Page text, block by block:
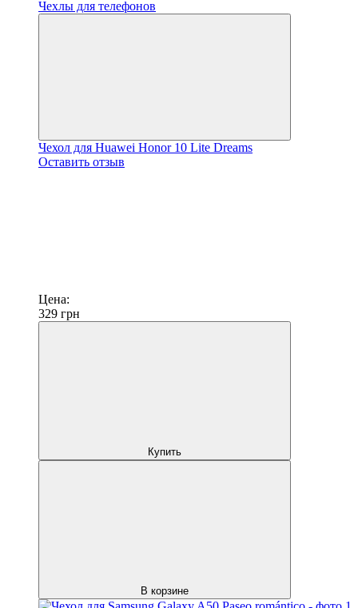
Чехол для Huawei Honor 10 Lite Dreams
Оставить отзыв
Цена:
329 грн
Купить
В корзине